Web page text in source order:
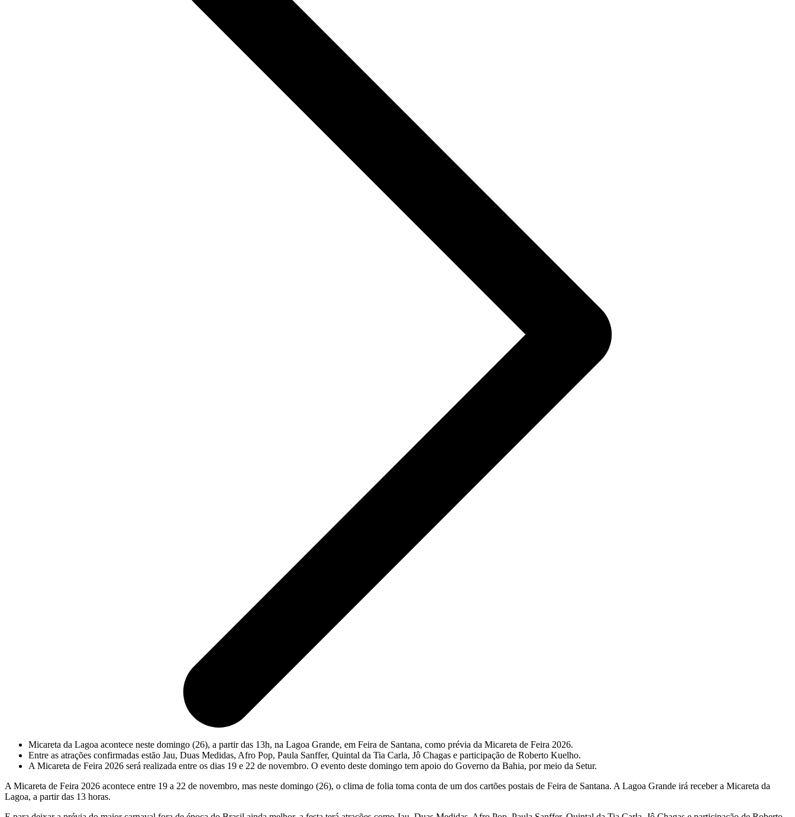
Micareta da Lagoa acontece neste domingo (26), a partir das 13h, na Lagoa Grande, em Feira de Santana, como prévia da Micareta de Feira 2026.
Entre as atrações confirmadas estão Jau, Duas Medidas, Afro Pop, Paula Sanffer, Quintal da Tia Carla, Jô Chagas e participação de Roberto Kuelho.
A Micareta de Feira 2026 será realizada entre os dias 19 e 22 de novembro. O evento deste domingo tem apoio do Governo da Bahia, por meio da Setur.
A Micareta de Feira 2026 acontece entre 19 a 22 de novembro, mas neste domingo (26), o clima de folia toma conta de um dos cartões postais de Feira de Santana. A Lagoa Grande irá receber a Micareta da
Lagoa, a partir das 13 horas.